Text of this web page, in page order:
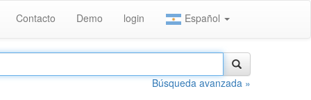
Contacto Demo login Español
Búsqueda avanzada »